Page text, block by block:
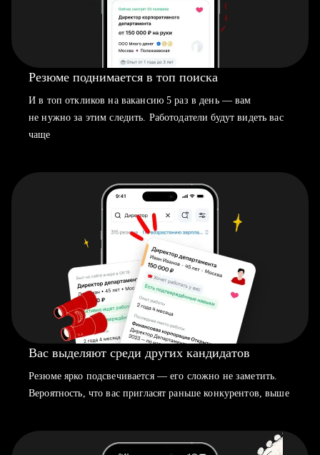
Резюме поднимается в топ поиска
И в топ откликов на вакансию 5 раз в день — вам
не нужно за этим следить. Работодатели будут видеть вас
чаще
Вас выделяют среди других кандидатов
Резюме ярко подсвечивается — его сложно не заметить.
Вероятность, что вас пригласят раньше конкурентов, выше